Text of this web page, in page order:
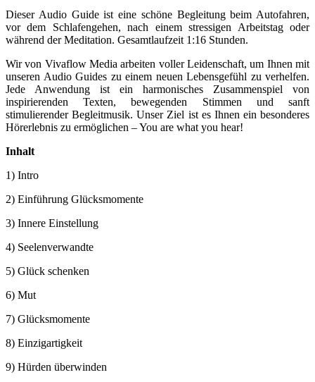
Dieser Audio Guide ist eine schöne Begleitung beim Autofahren,
vor dem Schlafengehen, nach einem stressigen Arbeitstag oder
während der Meditation. Gesamtlaufzeit 1:16 Stunden.
Wir von Vivaflow Media arbeiten voller Leidenschaft, um Ihnen mit
unseren Audio Guides zu einem neuen Lebensgefühl zu verhelfen.
Jede Anwendung ist ein harmonisches Zusammenspiel von
inspirierenden Texten, bewegenden Stimmen und sanft
stimulierender Begleitmusik. Unser Ziel ist es Ihnen ein besonderes
Hörerlebnis zu ermöglichen – You are what you hear!
Inhalt
1) Intro
2) Einführung Glücksmomente
3) Innere Einstellung
4) Seelenverwandte
5) Glück schenken
6) Mut
7) Glücksmomente
8) Einzigartigkeit
9) Hürden überwinden